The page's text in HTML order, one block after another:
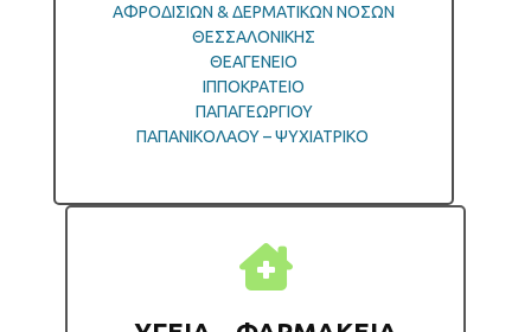
ΑΦΡΟΔΙΣΙΩΝ & ΔΕΡΜΑΤΙΚΩΝ ΝΟΣΩΝ
ΘΕΣΣΑΛΟΝΙΚΗΣ
ΘΕΑΓΕΝΕΙΟ
ΙΠΠΟΚΡΑΤΕΙΟ
ΠΑΠΑΓΕΩΡΓΙΟΥ
ΠΑΠΑΝΙΚΟΛΑΟΥ – ΨΥΧΙΑΤΡΙΚΟ